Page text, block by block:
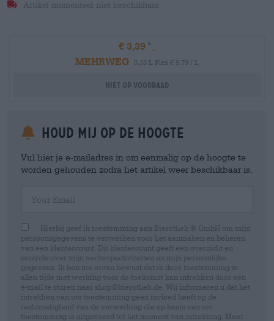
Artikel momenteel niet beschikbaar
€ 3,39
MEHRWEG
0,33 L Fles € 9,79 / L
Niet op voorraad
Houd mij op de hoogte
Vul hier je e-mailadres in om eenmalig op de hoogte te
worden gehouden zodra het artikel weer beschikbaar is.
Hierbij geef ik toestemming aan Bierothek ® GmbH om mijn
persoonsgegevens te verwerken voor het aanmaken en beheren
van een klantaccount. Dit klantaccount geeft een overzicht en
controle over mijn verkoopactiviteiten en mijn persoonlijke
gegevens. Ik ben me ervan bewust dat ik deze toestemming te
allen tijde met werking voor de toekomst kan intrekken door een
e-mail te sturen naar shop@bierothek.de. Wij informeren u dat het
intrekken van uw toestemming geen invloed heeft op de
rechtmatigheid van de verwerking die op basis van uw
toestemming is uitgevoerd tot het moment van intrekking. Meer